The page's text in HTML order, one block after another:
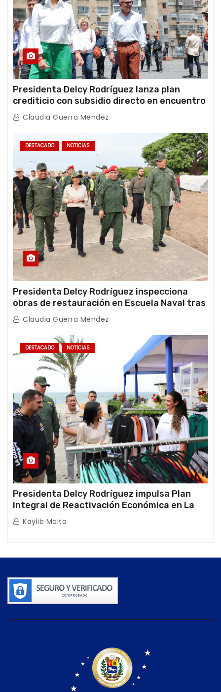
Presidenta Delcy Rodríguez lanza plan
crediticio con subsidio directo en encuentro
con Juntas de Condominio
Claudia Guerra Mendez
DESTACADO NOTICIAS
Presidenta Delcy Rodríguez inspecciona
obras de restauración en Escuela Naval tras
afectaciones sísmicas en La Guaira
Claudia Guerra Mendez
DESTACADO NOTICIAS
Presidenta Delcy Rodríguez impulsa Plan
Integral de Reactivación Económica en La
Guaira
Kaylib Maita